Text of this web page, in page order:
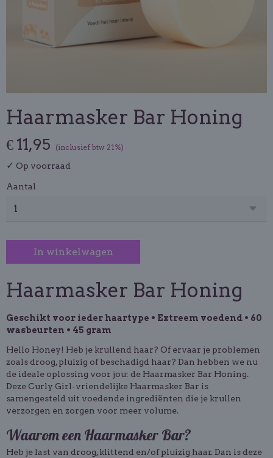
Haarmasker Bar Honing
€ 11,95 (inclusief btw 21%)
✓ Op voorraad
Aantal
In winkelwagen
Haarmasker Bar Honing
Geschikt voor ieder haartype • Extreem voedend • 60
wasbeurten • 45 gram
Hello Honey! Heb je krullend haar? Of ervaar je problemen
zoals droog, pluizig of beschadigd haar? Dan hebben we nu
de ideale oplossing voor jou: de Haarmasker Bar Honing.
Deze Curly Girl-vriendelijke Haarmasker Bar is
samengesteld uit voedende ingrediënten die je krullen
verzorgen en zorgen voor meer volume.
Waarom een Haarmasker Bar?
Heb je last van droog, klittend en/of pluizig haar. Dan is deze